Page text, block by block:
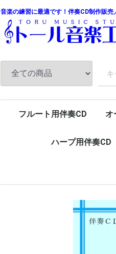
音楽の練習に最適です！伴奏CD制作販売
フルート用伴奏CD オ
ハープ用伴奏CD